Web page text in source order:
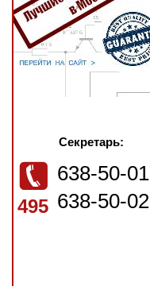
Секретарь:
495
638-50-01
638-50-02